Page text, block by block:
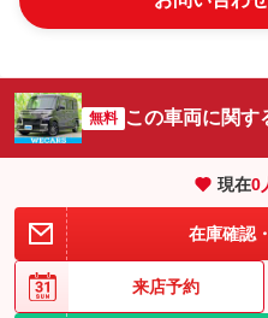
無料 この車両に関す
現在0
在庫確認
来店予約